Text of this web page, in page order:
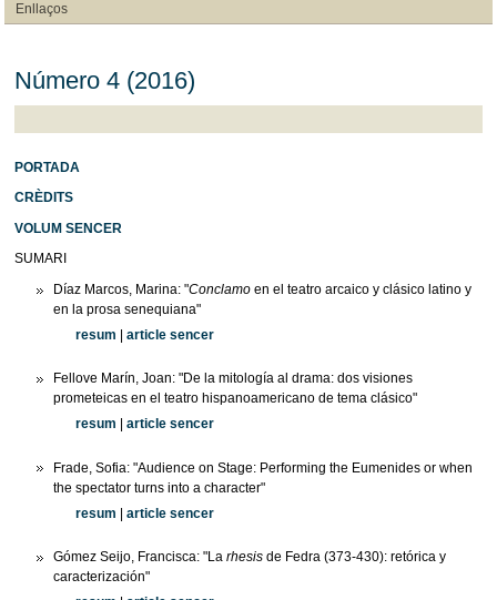
Enllaços
Número 4 (2016)
PORTADA
CRÈDITS
VOLUM SENCER
SUMARI
Díaz Marcos, Marina: "Conclamoen el teatro arcaico y clásico latino y
en la prosa senequiana"
resum | article sencer
Fellove Marín, Joan: "De la mitología al drama: dos visiones
prometeicas en el teatro hispanoamericano de tema clásico"
resum
article sencer
Frade, Sofia: "Audience on Stage: Performing the Eumenides or when
the spectator turns into a character"
resum | article sencer
Gómez Seijo, Francisca: "La rhesisde Fedra (373-430): retórica y
caracterización"